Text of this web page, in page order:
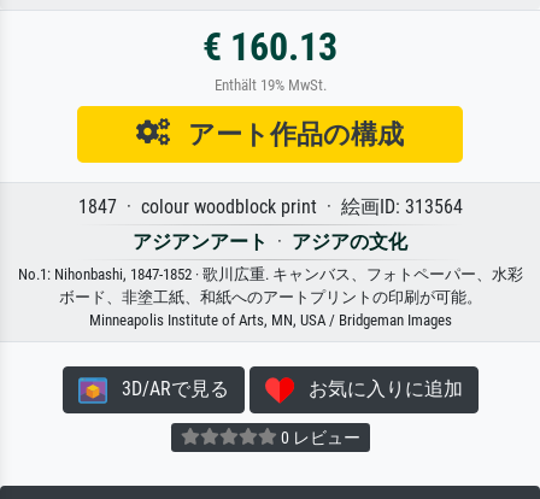
€ 160.13
Enthält 19% MwSt.
アート作品の構成
1847 · colour woodblock print · 絵画ID: 313564
アジアンアート
· アジアの文化
No.1: Nihonbashi, 1847-1852 · 歌川広重. キャンバス、フォトペーパー、水彩
ボード、非塗工紙、和紙へのアートプリントの印刷が可能。
Minneapolis Institute of Arts, MN, USA / Bridgeman Images
3D/ARで見る お気に入りに追加
0 レビュー